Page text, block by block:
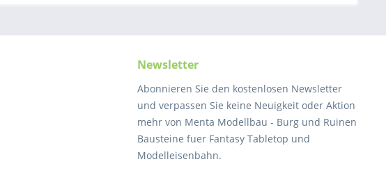
Newsletter
Abonnieren Sie den kostenlosen Newsletter
und verpassen Sie keine Neuigkeit oder Aktion
mehr von Menta Modellbau - Burg und Ruinen
Bausteine fuer Fantasy Tabletop und
Modelleisenbahn.